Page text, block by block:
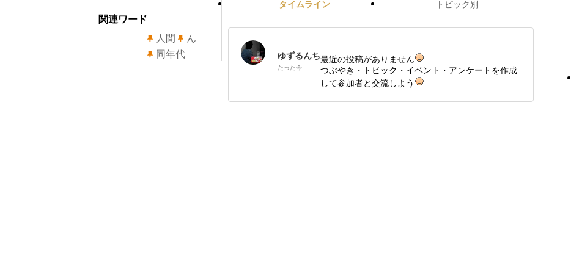
タイムライン トピック別
ゆずるんち
たった今
最近の投稿がありません
つぶやき・トピック・イベント・アンケートを作成
して参加者と交流しよう
関連ワード
人間
ん
同年代